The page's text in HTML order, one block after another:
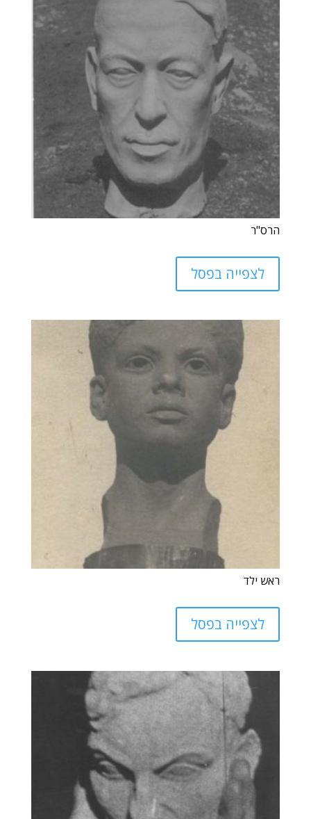
הרס"ר
לצפייה בפסל
ראש ילד
לצפייה בפסל